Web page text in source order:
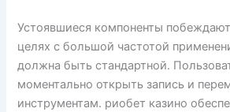
Устоявшиеся компоненты
целях с большой частотой
должна быть стандартной.
моментально открыть запись и
инструментам. риобет казино